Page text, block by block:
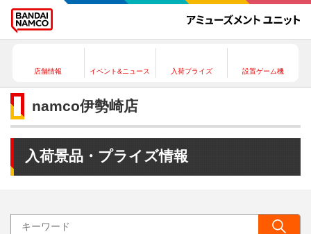
店舗情報 イベント&ニュース 入荷プライズ 設置ゲーム機
namco伊勢崎店
入荷景品・プライズ情報